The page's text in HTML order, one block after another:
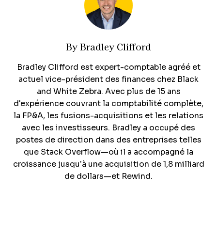
By Bradley Clifford
Bradley Clifford est expert-comptable agréé et
actuel vice-président des finances chez Black
and White Zebra. Avec plus de 15 ans
d'expérience couvrant la comptabilité complète,
la FP&A, les fusions-acquisitions et les relations
avec les investisseurs. Bradley a occupé des
postes de direction dans des entreprises telles
que Stack Overflow—où il a accompagné la
croissance jusqu’à une acquisition de 1,8 milliard
de dollars—et Rewind.